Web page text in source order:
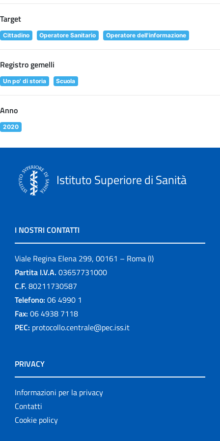
Target
Cittadino Operatore Sanitario Operatore dell'informazione
Registro gemelli
Un po' di storia Scuola
Anno
2020
Istituto Superiore di Sanità
I NOSTRI CONTATTI
Viale Regina Elena 299, 00161 – Roma (I)
Partita I.V.A. 03657731000
C.F. 80211730587
Telefono: 06 4990 1
Fax: 06 4938 7118
PEC: protocollo.centrale@pec.iss.it
PRIVACY
Informazioni per la privacy
Contatti
Cookie policy